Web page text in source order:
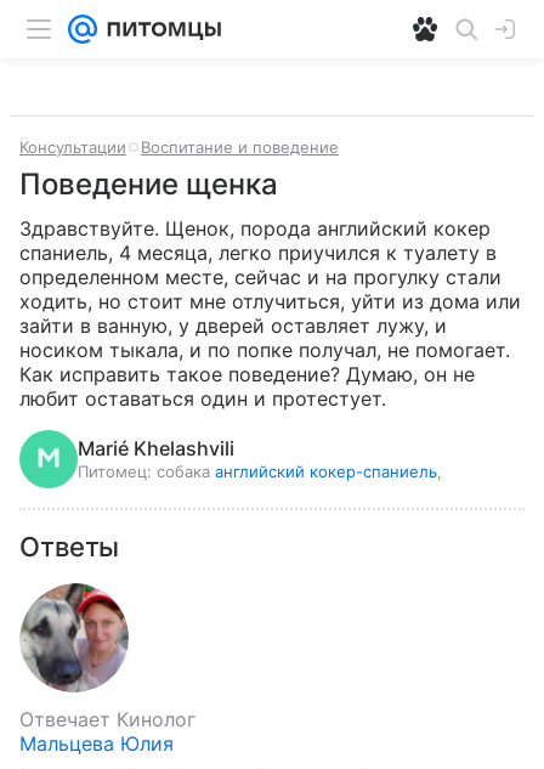
Консультации Воспитание и поведение
Поведение щенка
Здравствуйте. Щенок, порода английский кокер
спаниель, 4 месяца, легко приучился к туалету в
определенном месте, сейчас и на прогулку стали
ходить, но стоит мне отлучиться, уйти из дома или
зайти в ванную, у дверей оставляет лужу, и
носиком тыкала, и по попке получал, не помогает.
Как исправить такое поведение? Думаю, он не
любит оставаться один и протестует.
Marié Khelashvili
Питомец: собака английский кокер-спаниель
Ответы
Отвечает Кинолог
Мальцева Юлия